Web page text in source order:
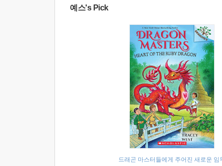
예스's Pick
드래곤 마스터들에게 주어진 새로운 임